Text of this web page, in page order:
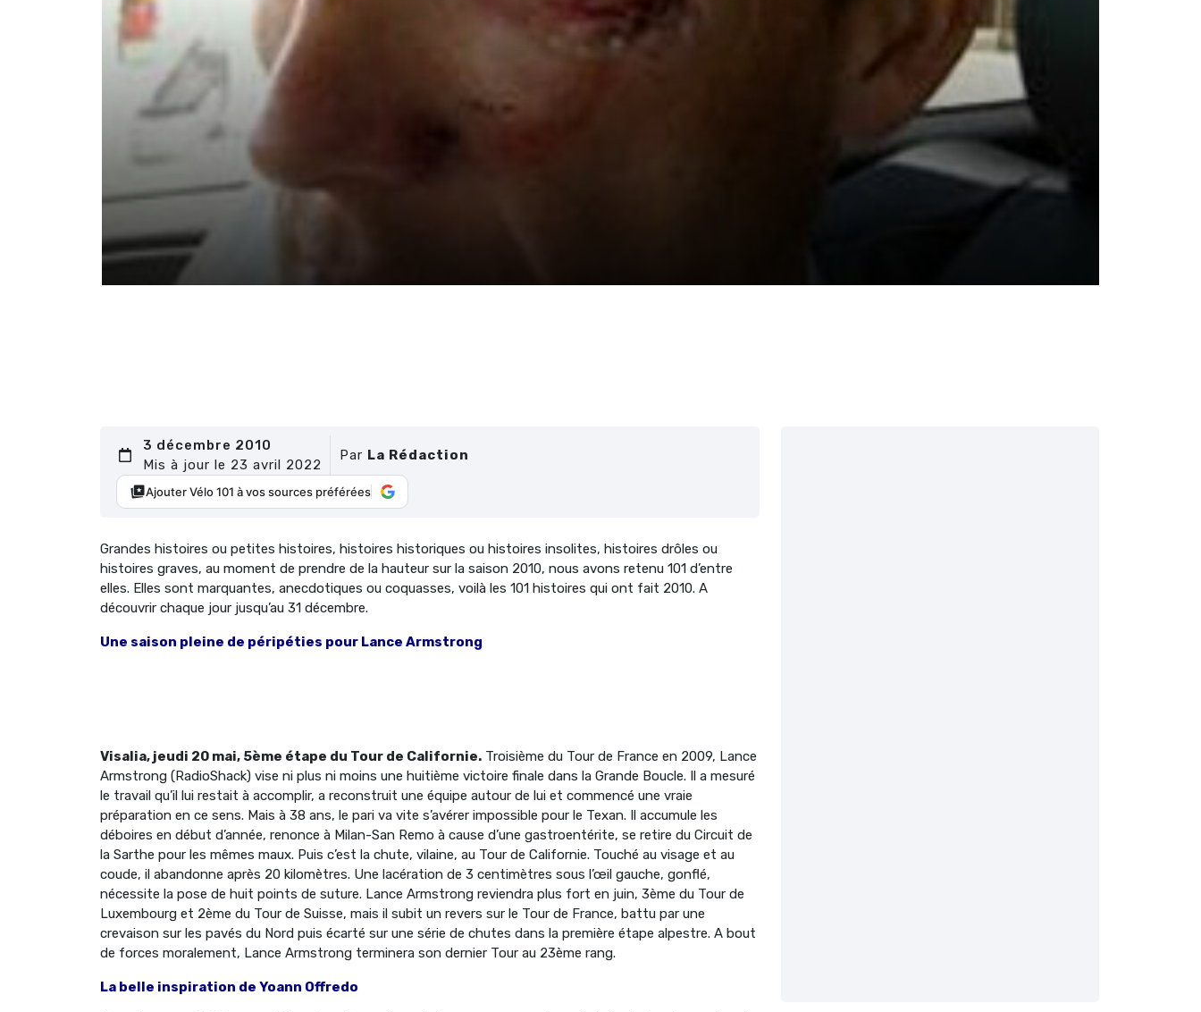
3 décembre 2010
Mis à jour le 23 avril 2022
Par La Rédaction
Ajouter Vélo 101 à vos sources préférées
Grandes histoires ou petites histoires, histoires historiques ou histoires insolites, histoires drôles ou
histoires graves, au moment de prendre de la hauteur sur la saison 2010, nous avons retenu 101 d’entre
elles. Elles sont marquantes, anecdotiques ou coquasses, voilà les 101 histoires qui ont fait 2010. A
découvrir chaque jour jusqu’au 31 décembre.
Une saison pleine de péripéties pour Lance Armstrong
Visalia, jeudi 20 mai, 5ème étape du Tour de Californie. Troisième du Tour de France en 2009, Lance
Armstrong (RadioShack) vise ni plus ni moins une huitième victoire finale dans la Grande Boucle. Il a mesuré
le travail qu’il lui restait à accomplir, a reconstruit une équipe autour de lui et commencé une vraie
préparation en ce sens. Mais à 38 ans, le pari va vite s’avérer impossible pour le Texan. Il accumule les
déboires en début d’année, renonce à Milan-San Remo à cause d’une gastroentérite, se retire du Circuit de
la Sarthe pour les mêmes maux. Puis c’est la chute, vilaine, au Tour de Californie. Touché au visage et au
coude, il abandonne après 20 kilomètres. Une lacération de 3 centimètres sous l’œil gauche, gonflé,
nécessite la pose de huit points de suture. Lance Armstrong reviendra plus fort en juin, 3ème du Tour de
Luxembourg et 2ème du Tour de Suisse, mais il subit un revers sur le Tour de France, battu par une
crevaison sur les pavés du Nord puis écarté sur une série de chutes dans la première étape alpestre. A bout
de forces moralement, Lance Armstrong terminera son dernier Tour au 23ème rang.
La belle inspiration de Yoann Offredo